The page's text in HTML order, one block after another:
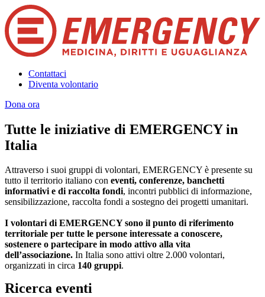
Contattaci
Diventa volontario
Dona ora
Tutte le iniziative di EMERGENCY in
Italia
Attraverso i suoi gruppi di volontari, EMERGENCY è presente su
tutto il territorio italiano con eventi, conferenze, banchetti
informativi e di raccolta fondi, incontri pubblici di informazione,
sensibilizzazione, raccolta fondi a sostegno dei progetti umanitari.
I volontari di EMERGENCY sono il punto di riferimento
territoriale per tutte le persone interessate a conoscere,
sostenere o partecipare in modo attivo alla vita
dell’associazione. In Italia sono attivi oltre 2.000 volontari,
organizzati in circa 140 gruppi.
Ricerca eventi